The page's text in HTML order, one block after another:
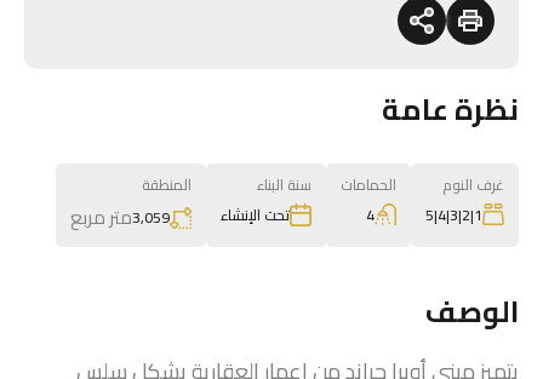
نظرة عامة
غرف النوم
1|2|3|4|5
الحمامات
4
سنة البناء
تحت الإنشاء
المنطقة
3,059متر مربع
الوصف
يتميز مبنى أوبرا جراند من إعمار العقارية بشكل سلس